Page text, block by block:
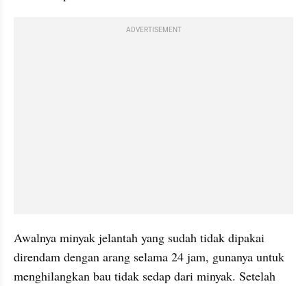
ADVERTISEMENT
Awalnya minyak jelantah yang sudah tidak dipakai
direndam dengan arang selama 24 jam, gunanya untuk
menghilangkan bau tidak sedap dari minyak. Setelah